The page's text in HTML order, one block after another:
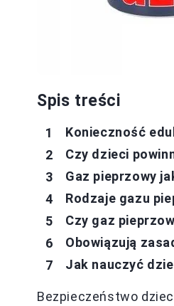
Spis treści
Konieczność
Czy dzieci
Gaz pieprzowy
Rodzaje gazu
Czy gaz
Obowiązują
Jak nauczyć
Bezpieczeństwo